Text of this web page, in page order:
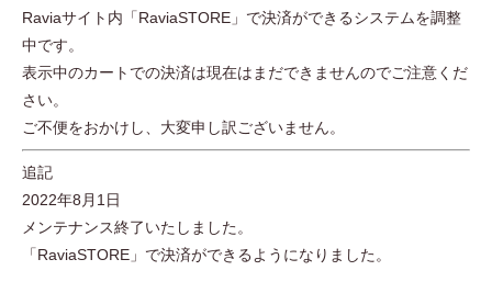
Raviaサイト内「RaviaSTORE」で決済ができるシステムを調整
中です。
表示中のカートでの決済は現在はまだできませんのでご注意くだ
さい。
ご不便をおかけし、大変申し訳ございません。
追記
2022年8月1日
メンテナンス終了いたしました。
「RaviaSTORE」で決済ができるようになりました。